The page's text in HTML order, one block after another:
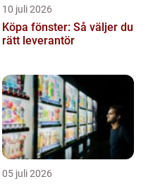
10 juli 2026
Köpa fönster: Så väljer du
rätt leverantör
05 juli 2026